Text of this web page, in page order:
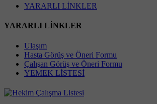
YARARLI LİNKLER
YARARLI LİNKLER
Ulaşım
Hasta Görüş ve Öneri Formu
Çalışan Görüş ve Öneri Formu
YEMEK LİSTESİ